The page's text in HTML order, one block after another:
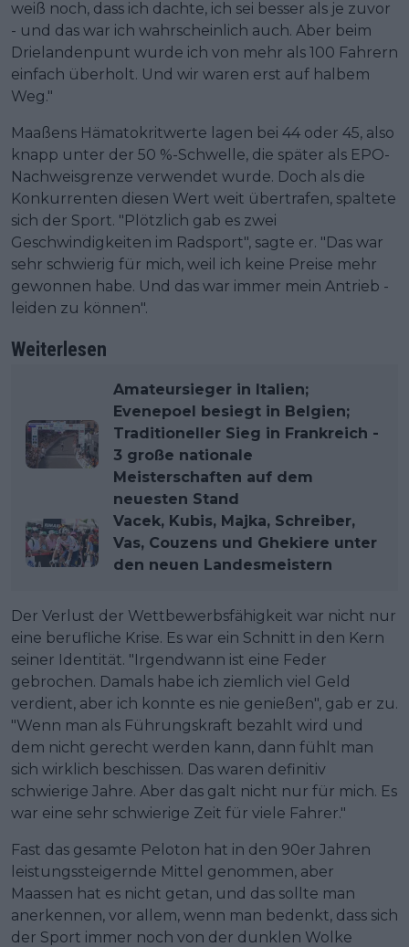
weiß noch, dass ich dachte, ich sei besser als je zuvor
- und das war ich wahrscheinlich auch. Aber beim
Drielandenpunt wurde ich von mehr als 100 Fahrern
einfach überholt. Und wir waren erst auf halbem
Weg."
Maaßens Hämatokritwerte lagen bei 44 oder 45, also
knapp unter der 50 %-Schwelle, die später als EPO-
Nachweisgrenze verwendet wurde. Doch als die
Konkurrenten diesen Wert weit übertrafen, spaltete
sich der Sport. "Plötzlich gab es zwei
Geschwindigkeiten im Radsport", sagte er. "Das war
sehr schwierig für mich, weil ich keine Preise mehr
gewonnen habe. Und das war immer mein Antrieb -
leiden zu können".
Weiterlesen
Amateursieger in Italien;
Evenepoel besiegt in Belgien;
Traditioneller Sieg in Frankreich -
3 große nationale
Meisterschaften auf dem
neuesten Stand
Vacek, Kubis, Majka, Schreiber,
Vas, Couzens und Ghekiere unter
den neuen Landesmeistern
Der Verlust der Wettbewerbsfähigkeit war nicht nur
eine berufliche Krise. Es war ein Schnitt in den Kern
seiner Identität. "Irgendwann ist eine Feder
gebrochen. Damals habe ich ziemlich viel Geld
verdient, aber ich konnte es nie genießen", gab er zu.
"Wenn man als Führungskraft bezahlt wird und
dem nicht gerecht werden kann, dann fühlt man
sich wirklich beschissen. Das waren definitiv
schwierige Jahre. Aber das galt nicht nur für mich. Es
war eine sehr schwierige Zeit für viele Fahrer."
Fast das gesamte Peloton hat in den 90er Jahren
leistungssteigernde Mittel genommen, aber
Maassen hat es nicht getan, und das sollte man
anerkennen, vor allem, wenn man bedenkt, dass sich
der Sport immer noch von der dunklen Wolke